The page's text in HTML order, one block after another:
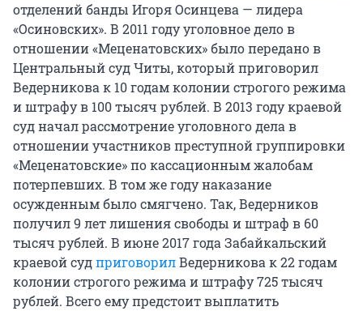
отделений банды Игоря Осинцева — лидера
«Осиновских». В 2011 году уголовное дело в
отношении «Меценатовских» было передано в
Центральный суд Читы, который приговорил
Ведерникова к 10 годам колонии строгого режима
и штрафу в 100 тысяч рублей. В 2013 году краевой
суд начал рассмотрение уголовного дела в
отношении участников преступной группировки
«Меценатовские» по кассационным жалобам
потерпевших. В том же году наказание
осужденным было смягчено. Так, Ведерников
получил 9 лет лишения свободы и штраф в 60
тысяч рублей. В июне 2017 года Забайкальский
краевой судприговорилВедерникова к 22 годам
колонии строгого режима и штрафу 725 тысяч
рублей. Всего ему предстоит выплатить